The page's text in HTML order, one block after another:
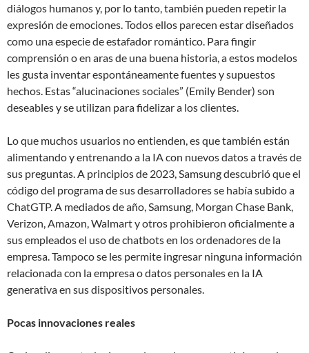
diálogos humanos y, por lo tanto, también pueden repetir la
expresión de emociones. Todos ellos parecen estar diseñados
como una especie de estafador romántico. Para fingir
comprensión o en aras de una buena historia, a estos modelos
les gusta inventar espontáneamente fuentes y supuestos
hechos. Estas “alucinaciones sociales” (Emily Bender) son
deseables y se utilizan para fidelizar a los clientes.
Lo que muchos usuarios no entienden, es que también están
alimentando y entrenando a la IA con nuevos datos a través de
sus preguntas. A principios de 2023, Samsung descubrió que el
código del programa de sus desarrolladores se había subido a
ChatGTP. A mediados de año, Samsung, Morgan Chase Bank,
Verizon, Amazon, Walmart y otros prohibieron oficialmente a
sus empleados el uso de chatbots en los ordenadores de la
empresa. Tampoco se les permite ingresar ninguna información
relacionada con la empresa o datos personales en la IA
generativa en sus dispositivos personales.
Pocas innovaciones reales